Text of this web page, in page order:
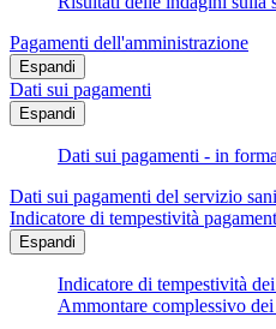
Pagamenti dell'amministrazione
Espandi
Dati sui pagamenti
Espandi
Dati sui pagamenti - in
Dati sui pagamenti del servizio
Indicatore di tempestività
Espandi
Indicatore di tempestività
Ammontare complessivo